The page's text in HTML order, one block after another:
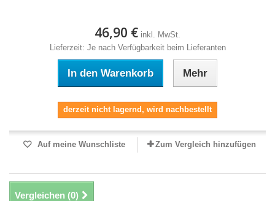
46,90 € inkl. MwSt.
Lieferzeit: Je nach Verfügbarkeit beim Lieferanten
In den Warenkorb Mehr
derzeit nicht lagernd, wird nachbestellt
Auf meine Wunschliste Zum Vergleich hinzufügen
Vergleichen (0)